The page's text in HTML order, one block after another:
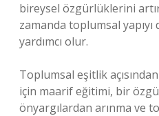
bireysel özgürlüklerini
zamanda toplumsal
yardımcı olur.
Toplumsal eşitlik
için maarif eğitimi, bir
önyargılardan arınma ve